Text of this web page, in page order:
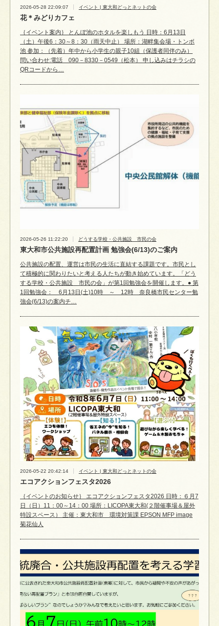
2026-05-28 22:09:07 イベント | 東大和どっとネットの会
花＊みどりカフェ
｛イベント案内｝ とんぼ池のホタルを楽しもう 日時：6月13日
（土）午後6：30～8：30（雨天中止） 場所：湖畔集会場・トンボ
池 参加：（先着）年中から小学生の親子10組（保護者同伴のみ）
問い合わせ:電話 090－8330－0549（松本） 申し込みはチラシの
QRコードから…
2026-05-26 11:22:20 どうする学校・公共施設 市民の会
東大和市公共施設再配置計画 勉強会(6/13)のご案内
公共施設の配置、運営は市民の生活に直結する課題です。市民とし
て積極的に関わりたいと考える人たちが動き始めています。「どう
する学校・公共施設 市民の会」が第1回勉強会を開催します。● 第
1回勉強会： 6月13日(土)10時 ～ 12時 奈良橋市民センター勉
強会(6/13)の案内チ…
2026-05-22 20:42:14 イベント | 東大和どっとネットの会
エコアクションフェスタ2026
｛イベントのお知らせ｝ エコアクションフェスタ2026 日時：６月7
日（日）11：00～14：00 場所：LICOPA東大和(２階催事場＆屋外
特設スペース） 主催：東大和市 環境対策課 EPSON MFP image
菊花仙人